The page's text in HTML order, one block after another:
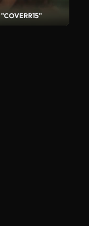
"COVERR15"